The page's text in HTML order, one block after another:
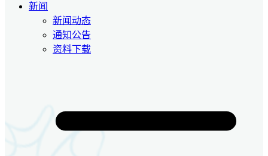
新闻
新闻动态
通知公告
资料下载